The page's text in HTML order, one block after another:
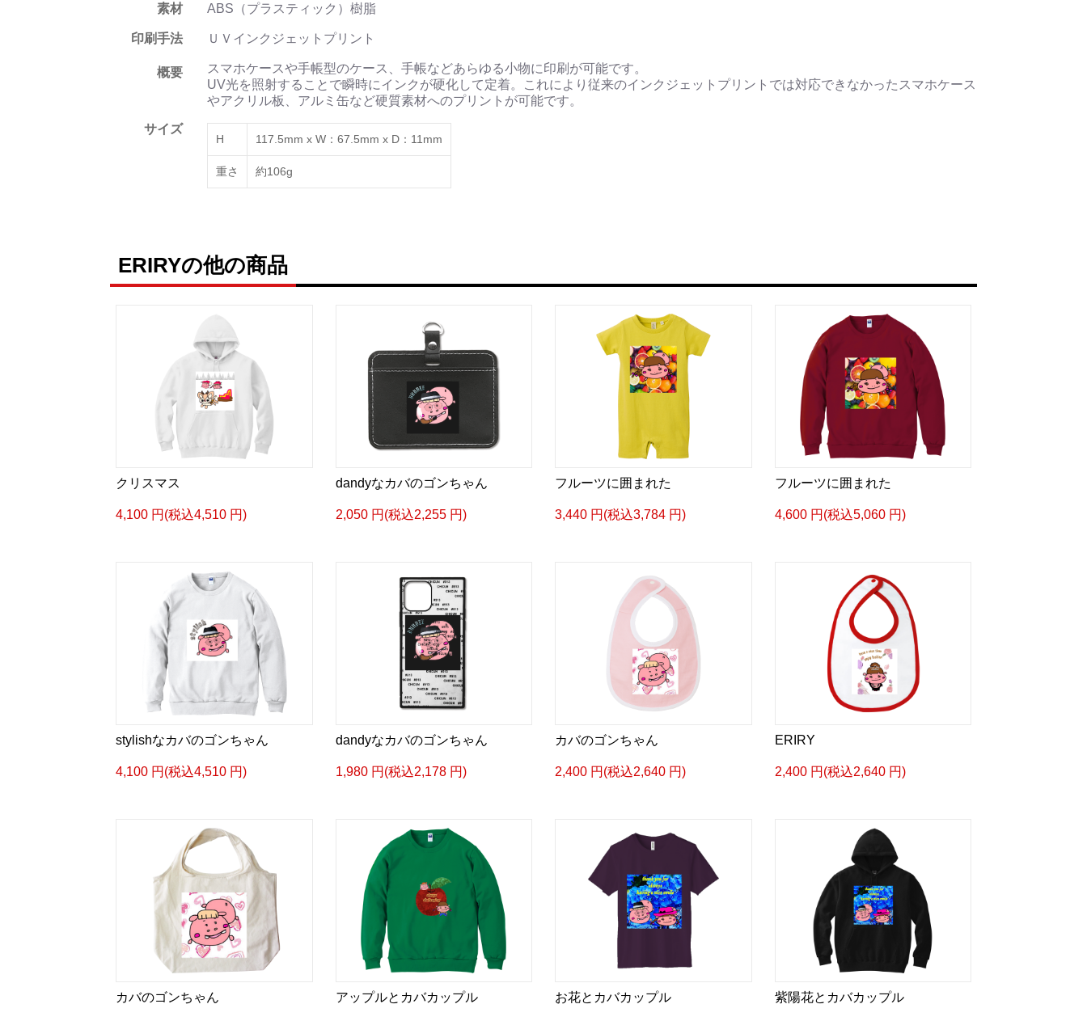
素材 ABS（プラスティック）樹脂
印刷手法 ＵＶインクジェットプリント
概要
スマホケースや手帳型のケース、手帳などあらゆる小物に印刷が可能です。
UV光を照射することで瞬時にインクが硬化して定着。これにより従来のインクジェットプリントでは対応できなかったスマホケース
やアクリル板、アルミ缶など硬質素材へのプリントが可能です。
サイズ
H 117.5mm x W：67.5mm x D：11mm
重さ 約106g
ERIRYの他の商品
クリスマス
4,100 円(税込4,510 円)
dandyなカバのゴンちゃん
2,050 円(税込2,255 円)
フルーツに囲まれた
3,440 円(税込3,784 円)
フルーツに囲まれた
4,600 円(税込5,060 円)
stylishなカバのゴンちゃん
4,100 円(税込4,510 円)
dandyなカバのゴンちゃん
1,980 円(税込2,178 円)
カバのゴンちゃん
2,400 円(税込2,640 円)
ERIRY
2,400 円(税込2,640 円)
カバのゴンちゃん アップルとカバカップル お花とカバカップル 紫陽花とカバカップル